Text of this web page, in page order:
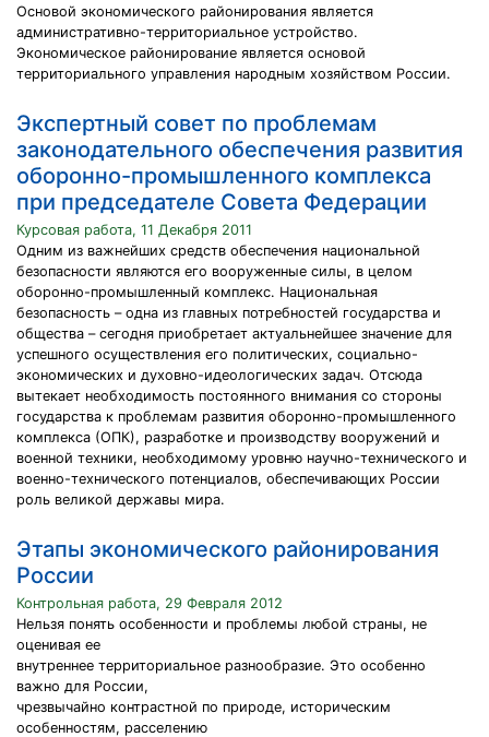
Основой экономического районирования является
административно-территориальное устройство.
Экономическое районирование является основой
территориального управления народным хозяйством России.
Экспертный совет по проблемам
законодательного обеспечения развития
оборонно-промышленного комплекса
при председателе Совета Федерации
Курсовая работа, 11 Декабря 2011
Одним из важнейших средств обеспечения национальной
безопасности являются его вооруженные силы, в целом
оборонно-промышленный комплекс. Национальная
безопасность – одна из главных потребностей государства и
общества – сегодня приобретает актуальнейшее значение для
успешного осуществления его политических, социально-
экономических и духовно-идеологических задач. Отсюда
вытекает необходимость постоянного внимания со стороны
государства к проблемам развития оборонно-промышленного
комплекса (ОПК), разработке и производству вооружений и
военной техники, необходимому уровню научно-технического и
военно-технического потенциалов, обеспечивающих России
роль великой державы мира.
Этапы экономического районирования
России
Контрольная работа, 29 Февраля 2012
Нельзя понять особенности и проблемы любой страны, не
оценивая ее
внутреннее территориальное разнообразие. Это особенно
важно для России,
чрезвычайно контрастной по природе, историческим
особенностям, расселению